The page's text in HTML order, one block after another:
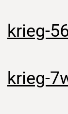
krieg-
krieg-